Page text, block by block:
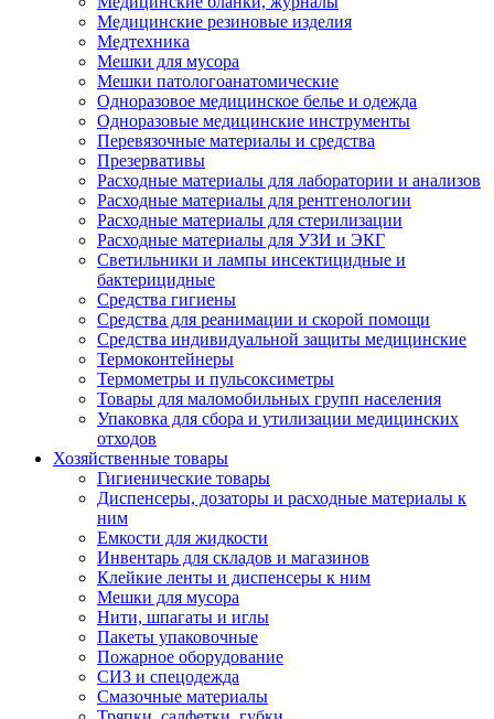
Медицинские резиновые изделия
Медтехника
Мешки для мусора
Мешки патологоанатомические
Одноразовое медицинское белье и одежда
Одноразовые медицинские инструменты
Перевязочные материалы и средства
Презервативы
Расходные материалы для лаборатории и анализов
Расходные материалы для рентгенологии
Расходные материалы для стерилизации
Расходные материалы для УЗИ и ЭКГ
Светильники и лампы инсектицидные и
бактерицидные
Средства гигиены
Средства для реанимации и скорой помощи
Средства индивидуальной защиты медицинские
Термоконтейнеры
Термометры и пульсоксиметры
Товары для маломобильных групп населения
Упаковка для сбора и утилизации медицинских
отходов
Хозяйственные товары
Гигиенические товары
Диспенсеры, дозаторы и расходные материалы к
ним
Емкости для жидкости
Инвентарь для складов и магазинов
Клейкие ленты и диспенсеры к ним
Мешки для мусора
Нити, шпагаты и иглы
Пакеты упаковочные
Пожарное оборудование
СИЗ и спецодежда
Смазочные материалы